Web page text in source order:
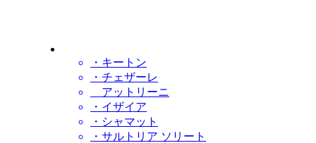
・キートン
・チェザーレ
アットリーニ
・イザイア
・シャマット
・サルトリア ソリート